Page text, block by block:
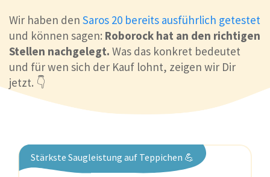
Wir haben den Saros 20 bereits ausführlich getestet
und können sagen: Roborock hat an den richtigen
Stellen nachgelegt. Was das konkret bedeutet
und für wen sich der Kauf lohnt, zeigen wir Dir
jetzt. 👇
Stärkste Saugleistung auf Teppichen 💪